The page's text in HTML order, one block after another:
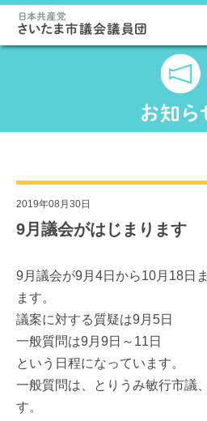
2019年08月30日
9月議会がはじまります
9月議会が9月4日から10月18日
ます。
議案に対する質疑は9月5日
一般質問は9月9日～11日
という日程になっています。
一般質問は、とりうみ敏行市議
す。